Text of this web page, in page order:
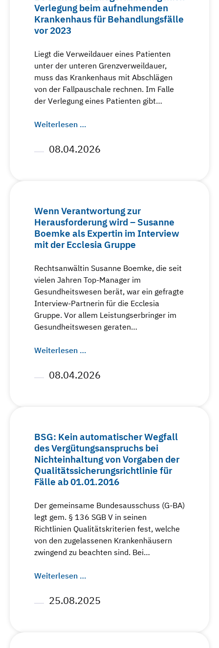
Verlegung beim aufnehmenden
Krankenhaus für Behandlungsfälle
vor 2023
Liegt die Verweildauer eines Patienten
unter der unteren Grenzverweildauer,
muss das Krankenhaus mit Abschlägen
von der Fallpauschale rechnen. Im Falle
der Verlegung eines Patienten gibt…
Weiterlesen …
08.04.2026
Wenn Verantwortung zur
Herausforderung wird – Susanne
Boemke als Expertin im Interview
mit der Ecclesia Gruppe
Rechtsanwältin Susanne Boemke, die seit
vielen Jahren Top-Manager im
Gesundheitswesen berät, war ein gefragte
Interview-Partnerin für die Ecclesia
Gruppe. Vor allem Leistungserbringer im
Gesundheitswesen geraten…
Weiterlesen …
08.04.2026
BSG: Kein automatischer Wegfall
des Vergütungsanspruchs bei
Nichteinhaltung von Vorgaben der
Qualitätssicherungsrichtlinie für
Fälle ab 01.01.2016
Der gemeinsame Bundesausschuss (G-BA)
legt gem. § 136 SGB V in seinen
Richtlinien Qualitätskriterien fest, welche
von den zugelassenen Krankenhäusern
zwingend zu beachten sind. Bei…
Weiterlesen …
25.08.2025